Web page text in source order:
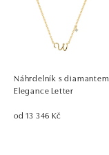
Náhrdelník s diamantem
Elegance Letter
od 13 346 Kč